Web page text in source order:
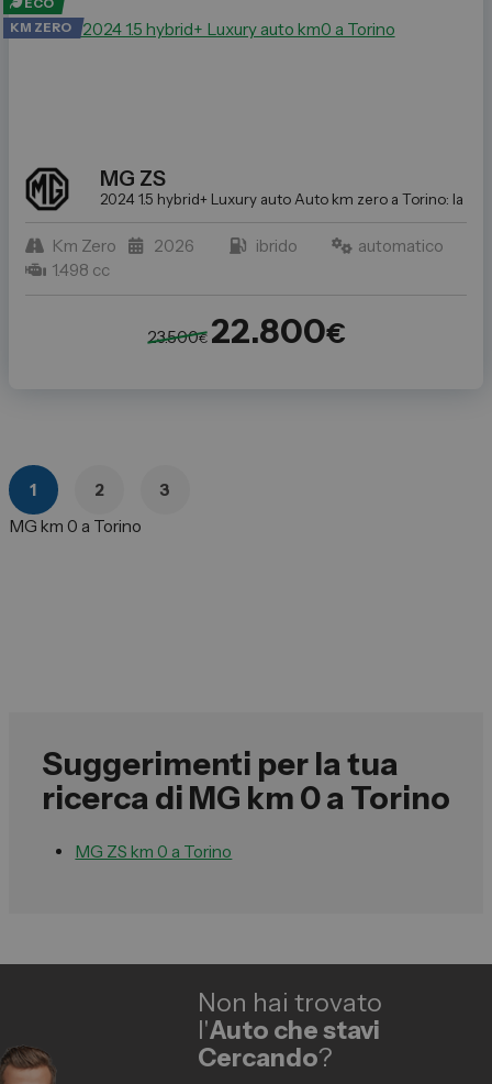
ECO
KM ZERO
MG ZS
2024 1.5 hybrid+ Luxury auto Auto km zero a Torino: la
Km Zero 2026 ibrido
automatico
1.498 cc
23.500€ 22.800€
1 2
3
MG km 0 a Torino
Suggerimenti per la tua
ricerca di MG km 0 a Torino
MG ZS km 0 a Torino
Non hai trovato
l'Auto che stavi
Cercando?